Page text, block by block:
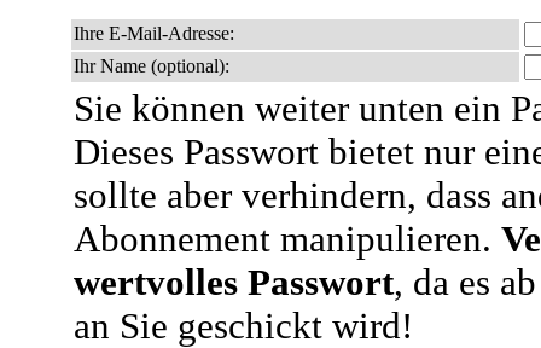
Ihre E-Mail-Adresse:
Ihr Name (optional):
Sie können weiter unten ein
Dieses Passwort bietet nur
sollte aber verhindern, dass
Abonnement manipulieren.
wertvolles Passwort, da es
an Sie geschickt wird!